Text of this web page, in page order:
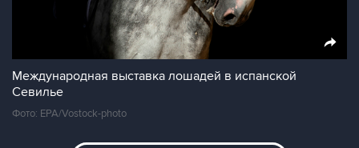
Международная выставка лошадей в испанской
Севилье
Фото: EPA/Vostock-photo